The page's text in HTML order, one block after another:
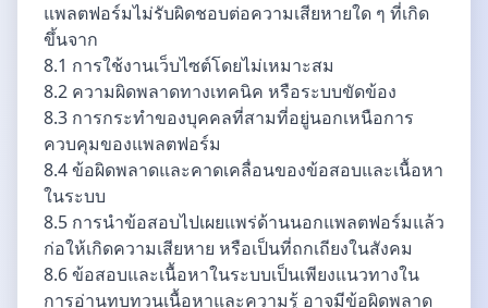
แพลตฟอร์มไม่รับผิดชอบต่อความเสียหายใด ๆ ที่เกิด
ขึ้นจาก
8.1 การใช้งานเว็บไซต์โดยไม่เหมาะสม
8.2 ความผิดพลาดทางเทคนิค หรือระบบขัดข้อง
8.3 การกระทำของบุคคลที่สามที่อยู่นอกเหนือการ
ควบคุมของแพลตฟอร์ม
8.4 ข้อผิดพลาดและคาดเคลื่อนของข้อสอบและเนื้อหา
ในระบบ
8.5 การนำข้อสอบไปเผยแพร่ด้านนอกแพลตฟอร์มแล้ว
ก่อให้เกิดความเสียหาย หรือเป็นที่ถกเถียงในสังคม
8.6 ข้อสอบและเนื้อหาในระบบเป็นเพียงแนวทางใน
การอ่านทบทวนเนื้อหาและความรู้ อาจมีข้อผิดพลาด